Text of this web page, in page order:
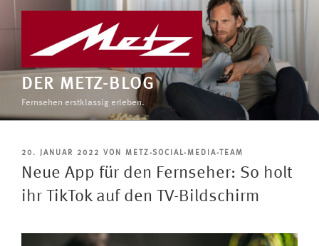
DER METZ-BLOG
Fernsehen erstklassig erleben.
VERÖFFENTLICHT
AM
20. JANUAR 2022 VON METZ-SOCIAL-MEDIA-TEAM
Neue App für den Fernseher: So holt
ihr TikTok auf den TV-Bildschirm